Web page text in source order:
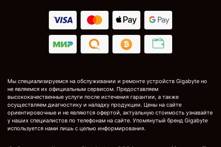
Мы специализируемся на обслуживании и ремонте устройств Gigabyte но
не являемся их официальным сервисом. Предоставляем
высококачественные услуги после истечения гарантии, а также
осуществляем диагностику и наладку продукции. Цены на сайте
ориентировочные и не являются офертой, актуальную стоимость узнавайте
у наших специалистов по телефонам на сайте. Упомянутый бренд Gigabyte
используется нами лишь с целью информирования.